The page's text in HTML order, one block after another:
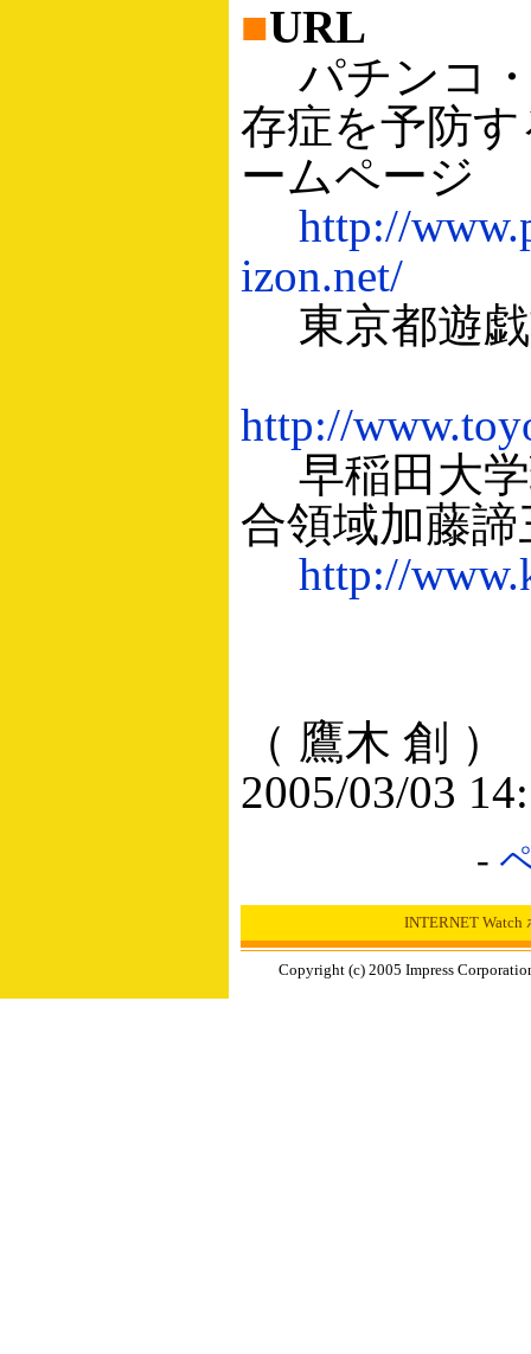
■URL
パチンコ
存症を予防
ームページ
http://
izon.net/
東京都遊戯
http://
早稲田大学
合領域加藤
http://
（ 鷹木 創 ）
2005/03/03
-
INTERNET Watch
Copyright (c) 2005 Impress